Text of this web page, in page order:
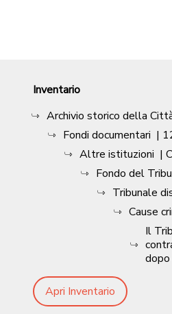
Inventario
Archivio storico della
Fondi documentari |
Altre istituzioni |
Fondo del
Tribunale
Cause
Il
dopo
Apri Inventario